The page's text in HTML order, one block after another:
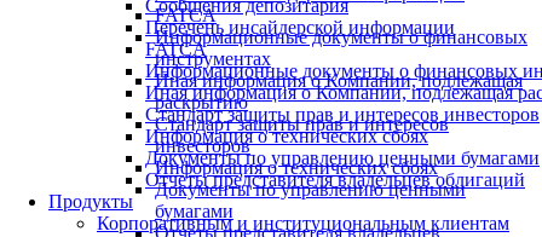
Сообщения депозитария
Перечень инсайдерской информации
FATCA
Информационные документы о финансовых
Иная информация о Компании, подлежащая
Стандарт защиты прав и интересов инвесторов
Информация о технических сбоях
Документы по управлению ценными бумагами
Отчеты представителя владельцев облигаций
Продукты
Корпоративным и институциональным клиентам
FATCA
Информационные документы о финансовых
инструментах
Иная информация о Компании, подлежащая
раскрытию
Стандарт защиты прав и интересов
инвесторов
Информация о технических сбоях
Документы по управлению ценными
бумагами
Отчеты представителя владельцев